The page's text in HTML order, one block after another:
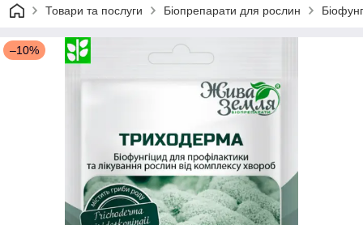
Товари та послуги Біопрепарати для рослин
–10%